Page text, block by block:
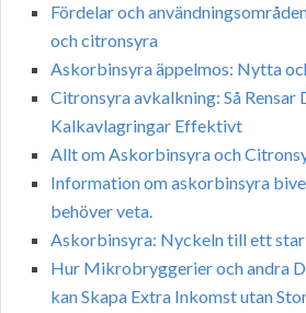
Fördelar och
och citronsyra
Askorbinsyra äppelmos: Nytta
Citronsyra avkalkning: Så Rensar
Kalkavlagringar Effektivt
Allt om Askorbinsyra och
Information om askorbinsyra
behöver veta.
Askorbinsyra: Nyckeln till ett
Hur Mikrobryggerier och andra
kan Skapa Extra Inkomst utan